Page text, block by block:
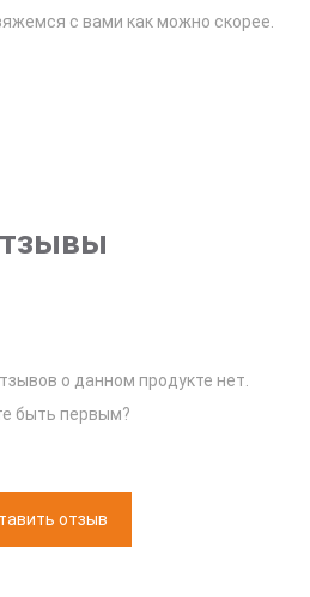
с вами как можно скорее.
о данном продукте нет.
быть первым?
отзыв